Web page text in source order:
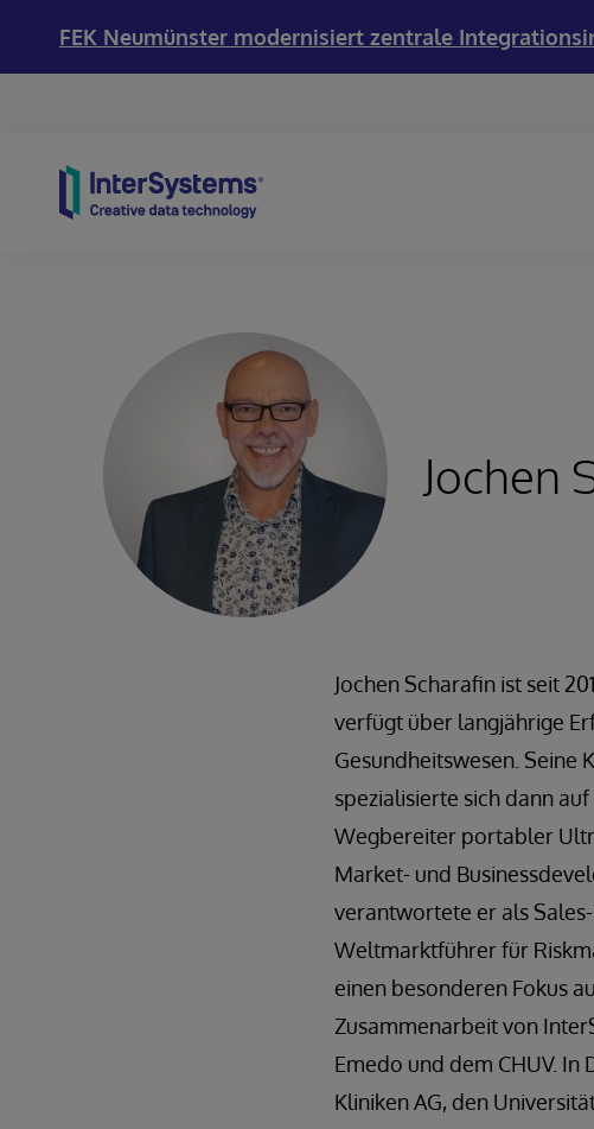
FEK Neumünster modernisiert zentrale
Jochen
Jochen Scharafin ist seit
verfügt über langjährige
Gesundheitswesen. Seine
spezialisierte sich dann
Wegbereiter portabler
Market- und
verantwortete er als
Weltmarktführer für
einen besonderen Fokus
Zusammenarbeit von
Emedo und dem CHUV.
Kliniken AG, den